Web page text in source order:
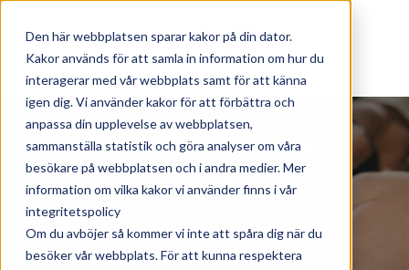
Den här webbplatsen sparar kakor på din dator.
Kakor används för att samla in information om hur du
interagerar med vår webbplats samt för att känna
igen dig. Vi använder kakor för att förbättra och
anpassa din upplevelse av webbplatsen,
sammanställa statistik och göra analyser om våra
besökare på webbplatsen och i andra medier. Mer
information om vilka kakor vi använder finns i vår
integritetspolicy
Om du avböjer så kommer vi inte att spåra dig när du
besöker vår webbplats. För att kunna respektera
Das muss einfach sein...
Feiern Sie wirklich